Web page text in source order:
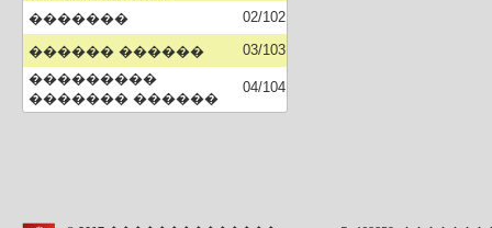
������� 02/102
������ ������
03/103
���������
������� ������
04/104